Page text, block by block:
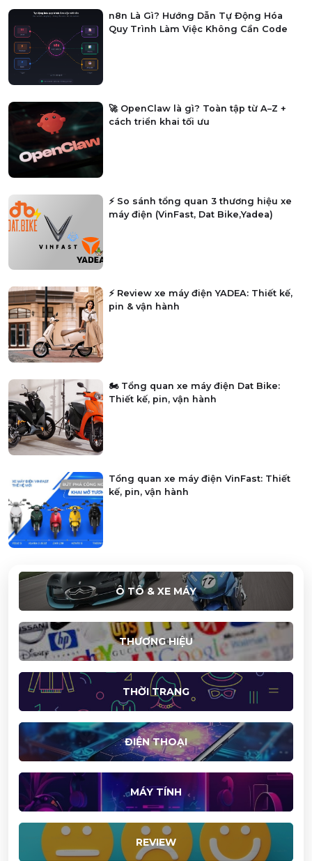
n8n Là Gì? Hướng Dẫn Tự Động Hóa
Quy Trình Làm Việc Không Cần Code
🚀 OpenClaw là gì? Toàn tập từ A–Z +
cách triển khai tối ưu
⚡ So sánh tổng quan 3 thương hiệu xe
máy điện (VinFast, Dat Bike,Yadea)
⚡ Review xe máy điện YADEA: Thiết kế,
pin & vận hành
🏍️ Tổng quan xe máy điện Dat Bike:
Thiết kế, pin, vận hành
Tổng quan xe máy điện VinFast: Thiết
kế, pin, vận hành
Ô TÔ & XE MÁY
THƯƠNG HIỆU
THỜI TRANG
ĐIỆN THOẠI
MÁY TÍNH
REVIEW